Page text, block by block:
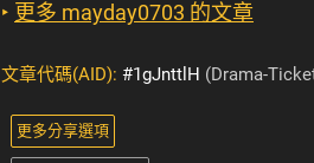
‣ 更多 mayday0703 的文章
文章代碼(AID): #1gJnttlH (Drama-
更多分享選項